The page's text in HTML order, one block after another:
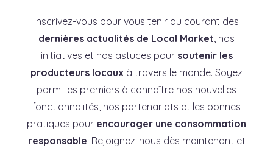
Inscrivez-vous pour vous tenir au courant des
dernières actualités de Local Market, nos
initiatives et nos astuces pour soutenir les
producteurs locaux à travers le monde. Soyez
parmi les premiers à connaître nos nouvelles
fonctionnalités, nos partenariats et les bonnes
pratiques pour encourager une consommation
responsable. Rejoignez-nous dès maintenant et